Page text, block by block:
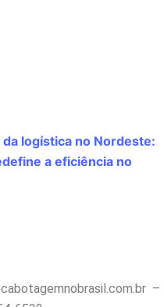
logística no Nordeste:
a eficiência no
–